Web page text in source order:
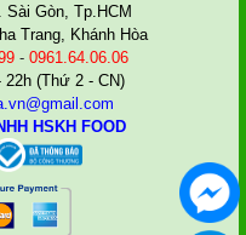
Sài Gòn, Tp.HCM
Trang, Khánh Hòa
- 0961.64.06.06
22h (Thứ 2 - CN)
HSKH FOOD